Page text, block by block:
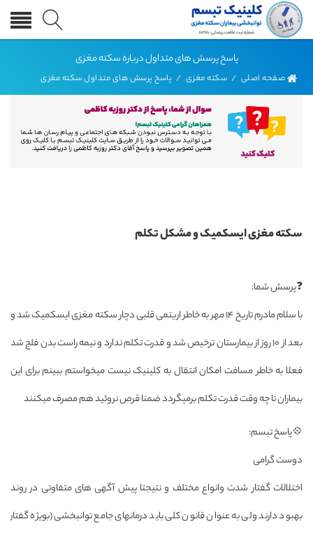
پاسخ پرسش های متداول درباره سکته مغزی
صفحه اصلی / سکته مغزی / پاسخ پرسش های متداول سکته مغزی
سکته مغزی ایسکمیک و مشکل تکلم
❓پرسش شما:
با سلام مادرم تاریخ ۱۴ مهر به خاطر اریتمی قلبی دچار سکته مغزی ایسکمیک شد و
بعد از ۱۰ روز از بیمارستان ترخیص شد و قدرت تکلم ندارد و نیمه راست بدن فلج شد
فعلا به خاطر مسافت امکان انتقال به کلینیک نیست میخواستم ببینم برای این
بیماران تا چه وقت قدرت تکلم برمیگردد ضمنا قرص نروئید هم مصرف میکنند
💠پاسخ تبسم:
دوست گرامی
اختلالات گفتار شدت وانواع مختلف و نتیجتا پیش آگهی های متفاوتی در روند
بهبود دارند ولی به عنوان قانون کلی باید درمانهای جامع توانبخشی (بویژه گفتار